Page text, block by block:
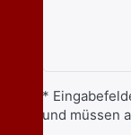
*
und müssen